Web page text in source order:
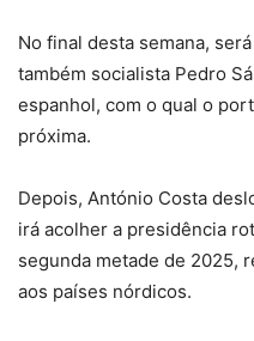
No final desta semana,
também socialista Pedro
espanhol, com o qual o
próxima.
Depois, António Costa
irá acolher a presidência
segunda metade de 2025,
aos países nórdicos.